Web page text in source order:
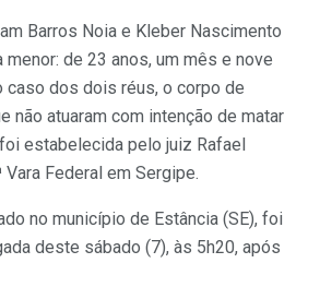
Barros Noia e Kleber Nascimento
de 23 anos, um mês e nove
caso dos dois réus, o corpo de
não atuaram com intenção de matar
estabelecida pelo juiz Rafael
Vara Federal em Sergipe.
no município de Estância (SE), foi
deste sábado (7), às 5h20, após